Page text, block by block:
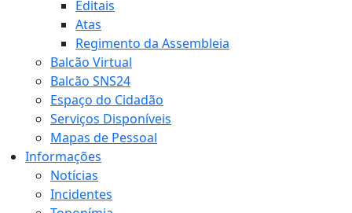
Editais
Atas
Regimento da Assembleia
Balcão Virtual
Balcão SNS24
Espaço do Cidadão
Serviços Disponíveis
Mapas de Pessoal
Informações
Notícias
Incidentes